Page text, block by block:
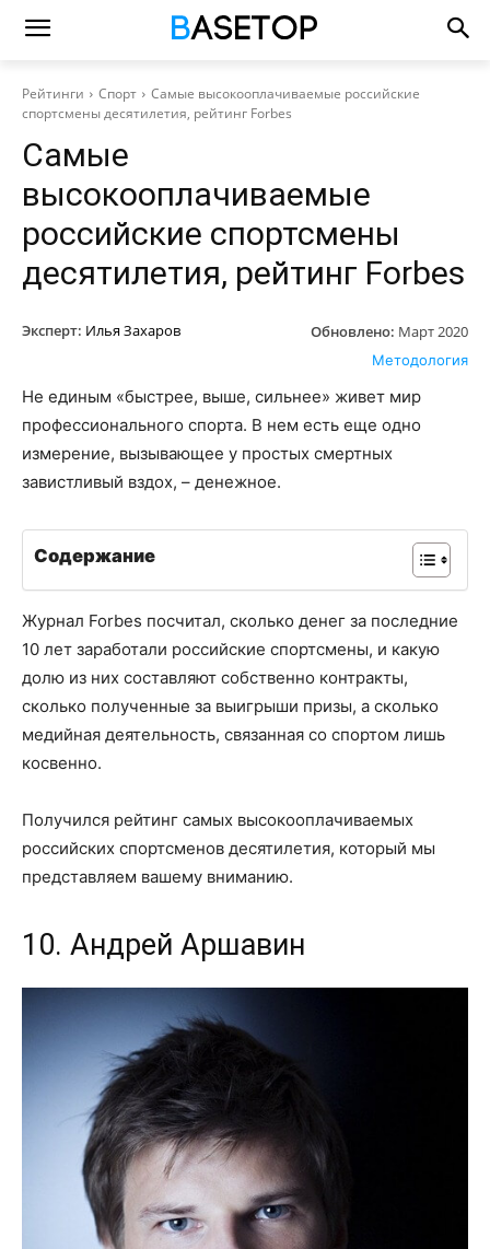
Рейтинги Спорт
Самые высокооплачиваемые российские
спортсмены десятилетия, рейтинг Forbes
Самые
высокооплачиваемые
российские спортсмены
десятилетия, рейтинг Forbes
Эксперт: Илья Захаров Обновлено: Март 2020
Методология
Не единым «быстрее, выше, сильнее» живет мир
профессионального спорта. В нем есть еще одно
измерение, вызывающее у простых смертных
завистливый вздох, – денежное.
Содержание
Журнал Forbes посчитал, сколько денег за последние
10 лет заработали российские спортсмены, и какую
долю из них составляют собственно контракты,
сколько полученные за выигрыши призы, а сколько
медийная деятельность, связанная со спортом лишь
косвенно.
Получился рейтинг самых высокооплачиваемых
российских спортсменов десятилетия, который мы
представляем вашему вниманию.
10. Андрей Аршавин